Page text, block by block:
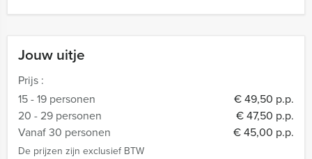
Jouw uitje
Prijs :
15 - 19 personen
€ 49,50 p.p.
20 - 29 personen
€ 47,50 p.p.
Vanaf 30 personen
€ 45,00 p.p.
De prijzen zijn exclusief BTW